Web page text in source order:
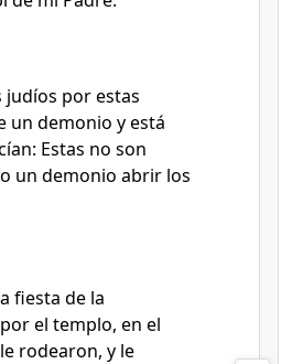
judíos por estas
un demonio y está
Estas no son
un demonio abrir los
fiesta de la
el templo, en el
le rodearon, y le